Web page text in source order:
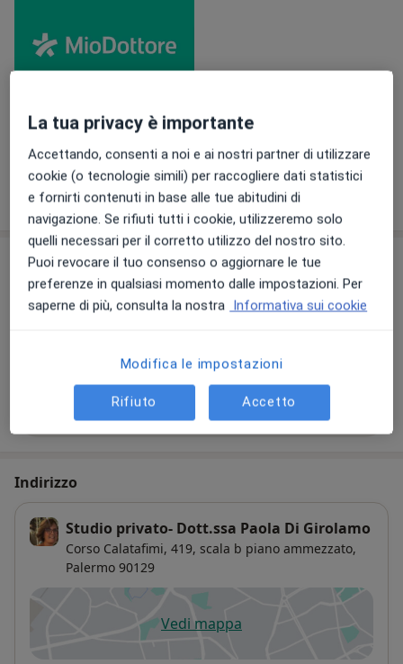
Visualizza galleria (1)
Mostra dettagli
sull'esperienza
Convenzioni assicurative non attive
Questo dottore accetta solo pazienti privati. Verrà
richiesto un pagamento da parte tua per la
abbia una convenzione con la tua assicurazione
Filtra dottori per assicurazione
Indirizzo
Studio privato- Dott.ssa Paola Di Girolamo
Corso Calatafimi, 419, scala b piano ammezzato,
Palermo 90129
Vedi mappasi apre in una nuova scheda
La tua privacy è importante
Accettando, consenti a noi e ai nostri partner di utilizzare
cookie (o tecnologie simili) per raccogliere dati statistici
e fornirti contenuti in base alle tue abitudini di
navigazione. Se rifiuti tutti i cookie, utilizzeremo solo
quelli necessari per il corretto utilizzo del nostro sito.
Puoi revocare il tuo consenso o aggiornare le tue
preferenze in qualsiasi momento dalle impostazioni. Per
saperne di più, consulta la nostra Informativa sui cookie
Modifica le impostazioni
Rifiuto Accetto